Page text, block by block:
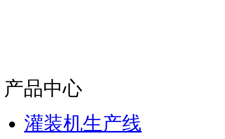
产品中心
灌装机生产线